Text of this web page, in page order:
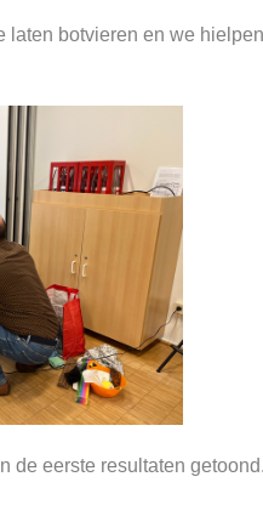
botvieren en we
de eerste resultaten getoond.